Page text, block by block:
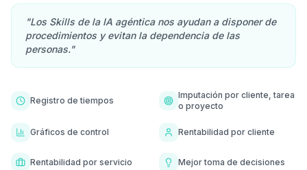
"Los Skills de la IA agéntica nos ayudan a disponer de
procedimientos y evitan la dependencia de las
personas."
Registro de tiempos
Imputación por cliente, tarea
o proyecto
Gráficos de control Rentabilidad por cliente
Rentabilidad por servicio Mejor toma de decisiones